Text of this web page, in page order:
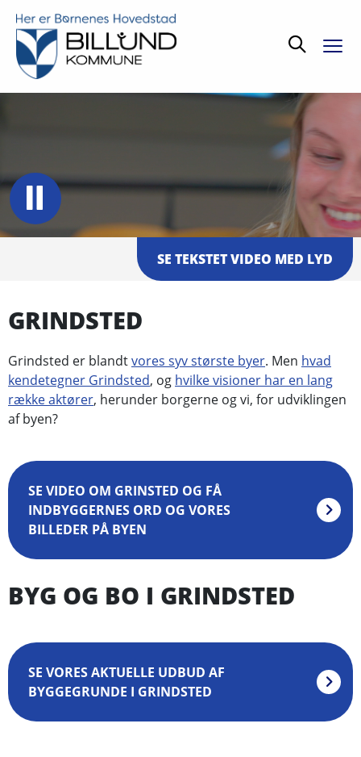
Søg
SE TEKSTET VIDEO MED LYD
GRINDSTED
Grindsted er blandtvores syv største byer. Men hvad
kendetegner Grindsted, og hvilke visioner har en lang
række aktører, herunder borgerne og vi, for udviklingen
af byen?
SE VIDEO OM GRINSTED OG FÅ
INDBYGGERNES ORD OG VORES
BILLEDER PÅ BYEN
BYG OG BO I GRINDSTED
SE VORES AKTUELLE UDBUD AF
BYGGEGRUNDE I GRINDSTED